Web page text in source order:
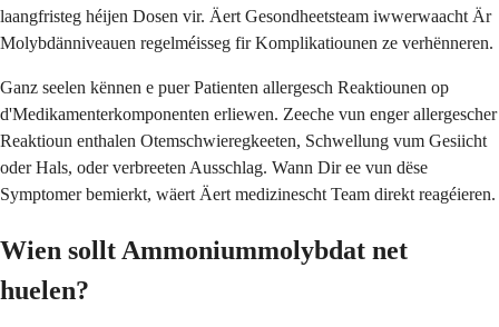
laangfristeg héijen Dosen vir. Äert Gesondheetsteam iwwerwaacht Är
Molybdänniveauen regelméisseg fir Komplikatiounen ze verhënneren.
Ganz seelen kënnen e puer Patienten allergesch Reaktiounen op
d'Medikamenterkomponenten erliewen. Zeeche vun enger allergescher
Reaktioun enthalen Otemschwieregkeeten, Schwellung vum Gesiicht
oder Hals, oder verbreeten Ausschlag. Wann Dir ee vun dëse
Symptomer bemierkt, wäert Äert medizinescht Team direkt reagéieren.
Wien sollt Ammoniummolybdat net
huelen?